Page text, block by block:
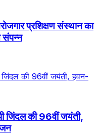
प्रशिक्षण संस्थान का
संपन्न
जिंदल की 96वीं जयंती,